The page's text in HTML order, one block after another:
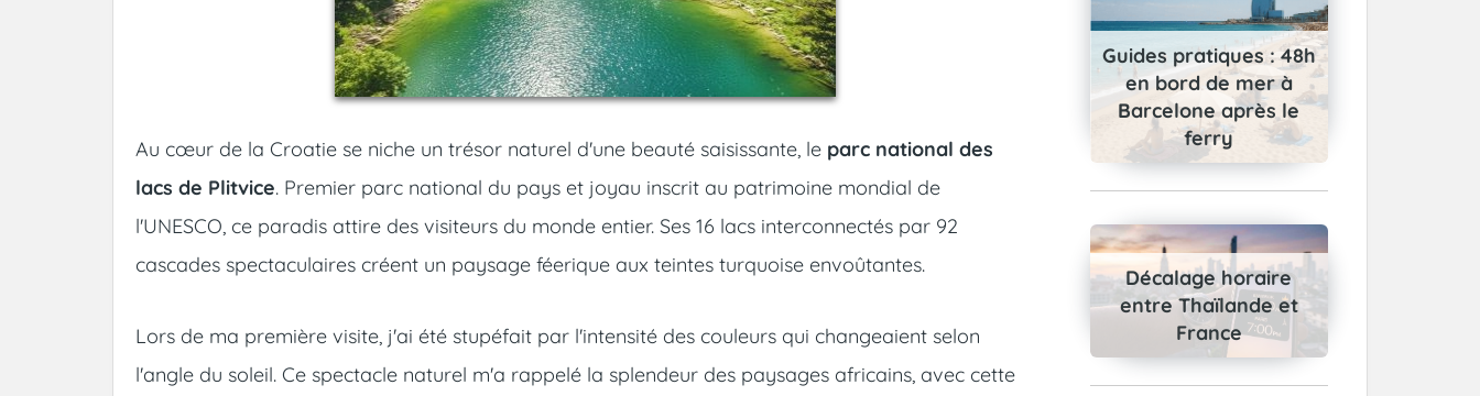
Au cœur de la Croatie se niche un trésor naturel d'une beauté saisissante, le parc national des
lacs de Plitvice. Premier parc national du pays et joyau inscrit au patrimoine mondial de
l'UNESCO, ce paradis attire des visiteurs du monde entier. Ses 16 lacs interconnectés par 92
cascades spectaculaires créent un paysage féerique aux teintes turquoise envoûtantes.
Lors de ma première visite, j'ai été stupéfait par l'intensité des couleurs qui changeaient selon
l'angle du soleil. Ce spectacle naturel m'a rappelé la splendeur des paysages africains, avec cette
Guides pratiques : 48h
en bord de mer à
Barcelone après le
ferry
Décalage horaire
entre Thaïlande et
France